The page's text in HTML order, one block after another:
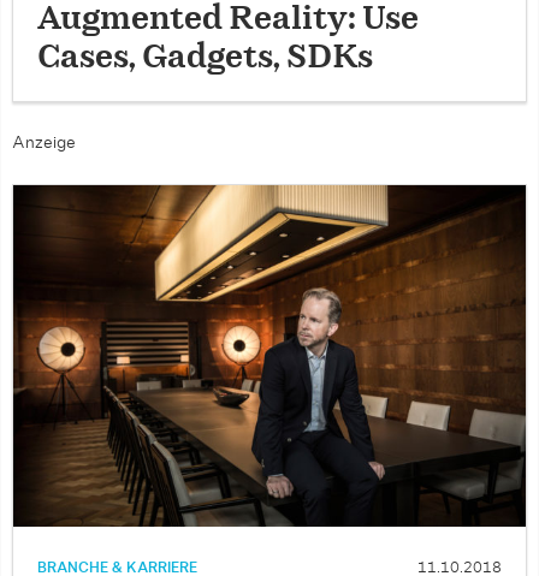
Augmented Reality: Use
Cases, Gadgets, SDKs
Anzeige
BRANCHE & KARRIERE 11.10.2018